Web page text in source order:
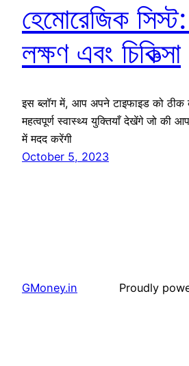
হেমোরেজিক
লক্ষণ এবং চিকিত্সা
इस ब्लॉग में, आप अपने टाइफाइड को
महत्वपूर्ण स्वास्थ्य युक्तियाँ देखेंगे जो की
में मदद करेंगी
October 5, 2023
GMoney.in Proudly